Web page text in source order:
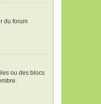
du forum
ou des blocs